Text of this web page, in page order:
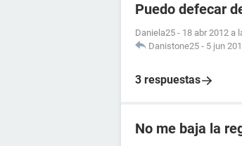
Puedo defecar
Daniela25 - 18 abr 2012 a
Danistone25 - 5 jun
3 respuestas
No me baja la